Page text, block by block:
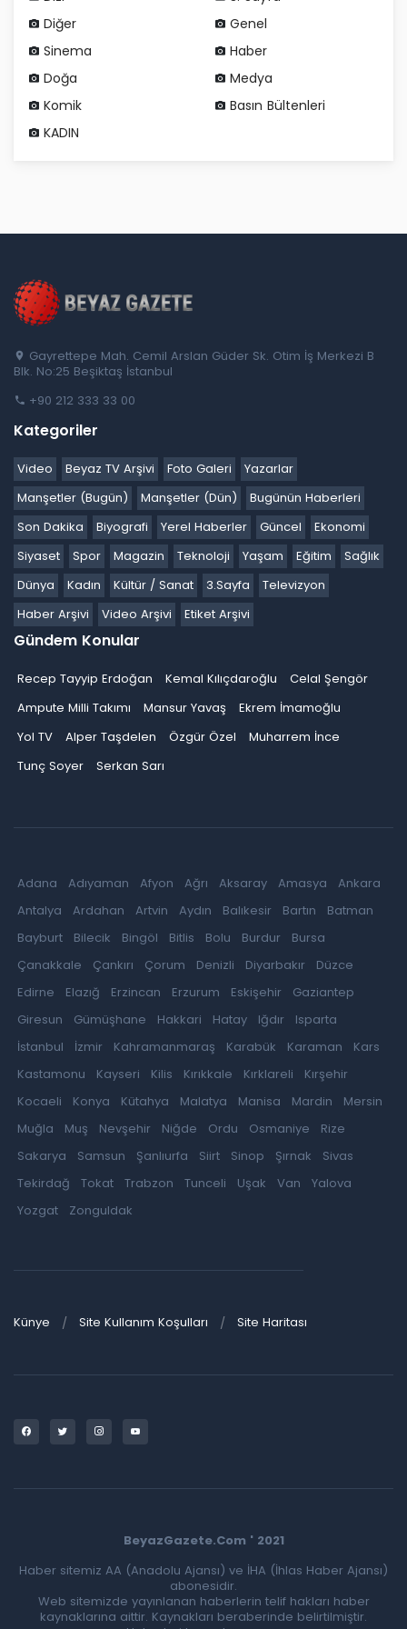
Diğer
Genel
Sinema
Haber
Doğa
Medya
Komik
Basın Bültenleri
KADIN
Gayrettepe Mah. Cemil Arslan Güder Sk. Otim İş Merkezi B
Blk. No:25 Beşiktaş İstanbul
+90 212 333 33 00
Kategoriler
Video Beyaz TV Arşivi Foto Galeri
Yazarlar
Manşetler (Bugün)
Manşetler (Dün)
Bugünün Haberleri
Son Dakika
Biyografi Yerel Haberler Güncel
Ekonomi
Siyaset
Spor Magazin Teknoloji Yaşam Eğitim
Sağlık
Dünya
Kadın Kültür / Sanat 3.Sayfa
Televizyon
Haber Arşivi
Video Arşivi Etiket Arşivi
Gündem Konular
Recep Tayyip Erdoğan Kemal Kılıçdaroğlu
Celal Şengör
Ampute Milli Takımı
Mansur Yavaş
Ekrem İmamoğlu
Yol TV
Alper Taşdelen Özgür Özel
Muharrem İnce
Tunç Soyer
Serkan Sarı
Adana Adıyaman Afyon Ağrı Aksaray Amasya
Ankara
Antalya
Ardahan Artvin Aydın Balıkesir Bartın
Batman
Bayburt
Bilecik Bingöl Bitlis Bolu Burdur
Bursa
Çanakkale
Çankırı Çorum Denizli Diyarbakır
Düzce
Edirne
Elazığ Erzincan Erzurum Eskişehir
Gaziantep
Giresun
Gümüşhane Hakkari Hatay Iğdır
Isparta
İstanbul
İzmir Kahramanmaraş Karabük Karaman
Kars
Kastamonu
Kayseri Kilis Kırıkkale Kırklareli
Kırşehir
Kocaeli
Konya Kütahya Malatya Manisa Mardin
Mersin
Muğla
Muş Nevşehir Niğde Ordu Osmaniye
Rize
Sakarya
Samsun Şanlıurfa Siirt Sinop Şırnak
Sivas
Tekirdağ
Tokat Trabzon Tunceli Uşak Van
Yalova
Yozgat
Zonguldak
Künye Site Kullanım Koşulları Site Haritası
BeyazGazete.Com ' 2021
Haber sitemiz AA (Anadolu Ajansı) ve İHA (İhlas Haber Ajansı)
abonesidir.
Web sitemizde yayınlanan haberlerin telif hakları haber
kaynaklarına aittir. Kaynakları beraberinde belirtilmiştir.